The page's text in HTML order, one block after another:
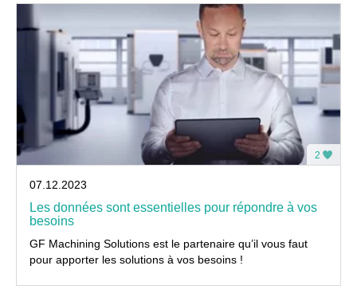
2
07.12.2023
Les données sont essentielles pour répondre à vos
besoins
GF Machining Solutions est le partenaire qu’il vous faut
pour apporter les solutions à vos besoins !